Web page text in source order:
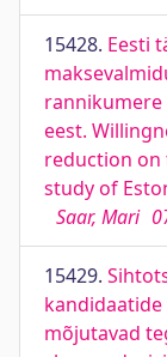
15428. Eesti
eest.
reduction on
study of
Saar, Mari
15429.
mõjutavad